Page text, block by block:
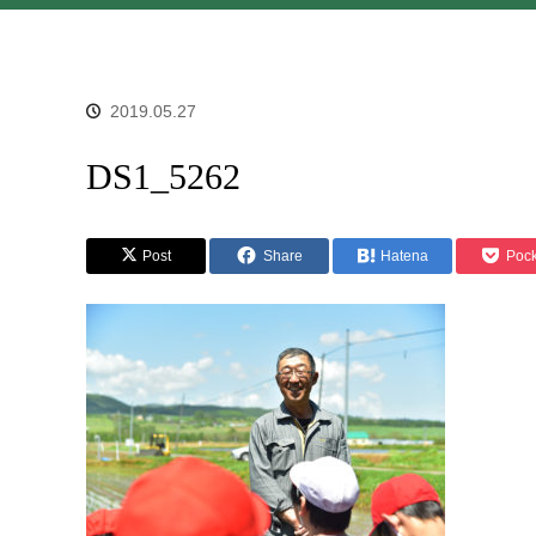
2019.05.27
DS1_5262
Post Share Hatena